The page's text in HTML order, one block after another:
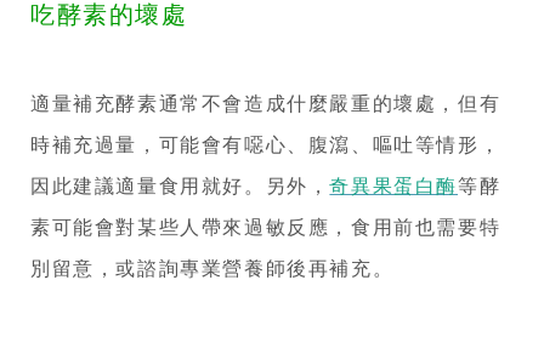
吃酵素的壞處
適量補充酵素通常不會造成什麼嚴重的壞處，但有
時補充過量，可能會有噁心、腹瀉、嘔吐等情形，
因此建議適量食用就好。另外，奇異果蛋白酶等酵
素可能會對某些人帶來過敏反應，食用前也需要特
別留意，或諮詢專業營養師後再補充。